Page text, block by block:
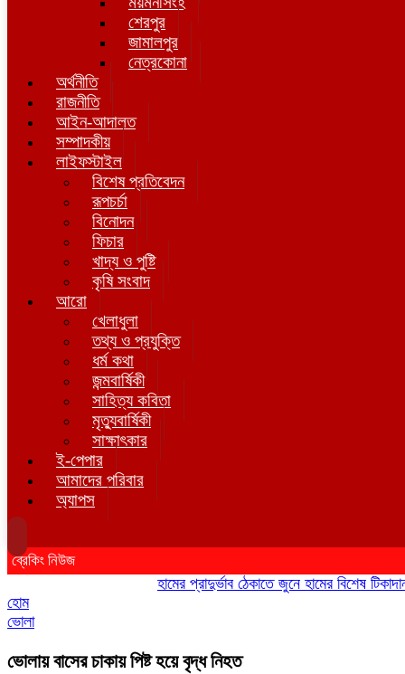
শেরপুর
জামালপুর
নেত্রকোনা
অর্থনীতি
রাজনীতি
আইন-আদালত
সম্পাদকীয়
লাইফস্টাইল
বিশেষ প্রতিবেদন
রূপচর্চা
বিনোদন
ফিচার
খাদ্য ও পুষ্টি
কৃষি সংবাদ
আরো
খেলাধুলা
তথ্য ও প্রযুক্তি
ধর্ম কথা
জন্মবার্ষিকী
সাহিত্য কবিতা
মৃত্যুবার্ষিকী
সাক্ষাৎকার
ই-পেপার
আমাদের পরিবার
অ্যাপস
ব্রেকিং নিউজ
হামের প্রাদুর্ভাব ঠেকাতে জুনে হামের বিশেষ টিকাদান;
হোম
ভোলা
ভোলায় বাসের চাকায় পিষ্ট হয়ে বৃদ্ধ নিহত